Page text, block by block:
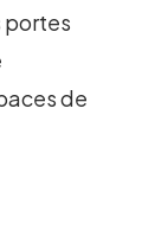
portes
de